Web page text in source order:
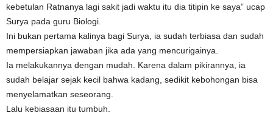
kebetulan Ratnanya lagi sakit jadi waktu itu dia titipin ke saya” ucap
Surya pada guru Biologi.
Ini bukan pertama kalinya bagi Surya, ia sudah terbiasa dan sudah
mempersiapkan jawaban jika ada yang mencurigainya.
Ia melakukannya dengan mudah. Karena dalam pikirannya, ia
sudah belajar sejak kecil bahwa kadang, sedikit kebohongan bisa
menyelamatkan seseorang.
Lalu kebiasaan itu tumbuh.